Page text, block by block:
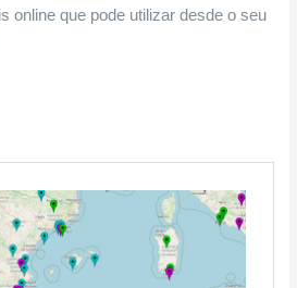
online que pode utilizar desde o seu